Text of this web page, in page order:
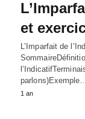
et
L’Imparfait de
parlons)Exemple…
1 an